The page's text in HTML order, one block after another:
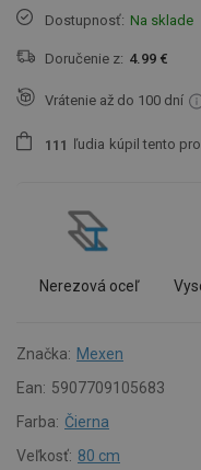
Dostupnosť: Na sklade
Doručenie z: 4.99 €
Vrátenie až do 100 dní
1 1 1 ľudia kúpil tento
Nerezová oceľ
Značka: Mexen
Ean: 5907709105683
Farba: Čierna
Veľkosť: 80 cm